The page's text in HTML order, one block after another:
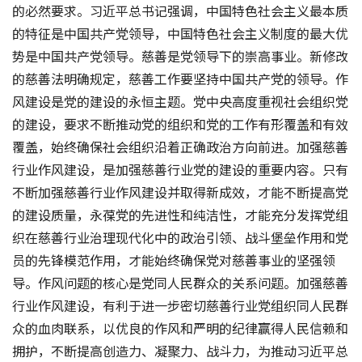
的必然要求。习近平总书记强调，中国特色社会主义最本质
的特征是中国共产党领导，中国特色社会主义制度的最大优
势是中国共产党领导。慈善是党领导下的崇高事业。新修改
的慈善法明确规定，慈善工作要坚持中国共产党的领导。作
风建设是党的建设的永恒主题。党中央高度重视社会组织党
的建设，要求不断推动党的组织和党的工作有形覆盖和有效
覆盖，始终确保社会组织沿着正确政治方向前进。加强慈善
行业作风建设，是加强慈善行业党的建设的重要内容。只有
不断加强慈善行业作风建设并取得新成效，才能不断提高党
的建设质量，永葆党的先进性和纯洁性，才能充分发挥党组
织在慈善行业治理现代化中的政治引领、战斗堡垒作用和党
员的先锋模范作用，才能始终确保党对慈善事业的坚强领
导。作风问题的核心是党同人民群众的关系问题。加强慈善
行业作风建设，有利于进一步密切慈善行业党组织同人民群
众的血肉联系，以优良的作风和严明的纪律赢得人民信赖和
拥护，不断提高创造力、凝聚力、战斗力，为推动习近平总